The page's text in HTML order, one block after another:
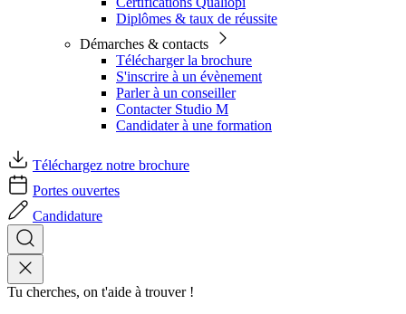
Diplômes & taux de réussite
Démarches & contacts
Télécharger la brochure
S'inscrire à un évènement
Parler à un conseiller
Contacter Studio M
Candidater à une formation
Téléchargez notre brochure
Portes ouvertes
Candidature
Tu cherches, on t'aide à trouver !